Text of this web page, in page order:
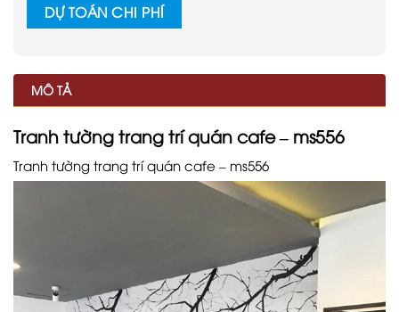
DỰ TOÁN CHI PHÍ
MÔ TẢ
Tranh tường trang trí quán cafe – ms556
Tranh tường trang trí quán cafe – ms556